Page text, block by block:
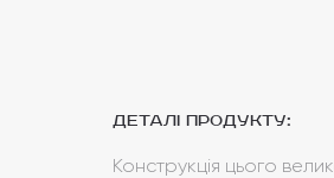
Деталі продукту:
Конструкція цього